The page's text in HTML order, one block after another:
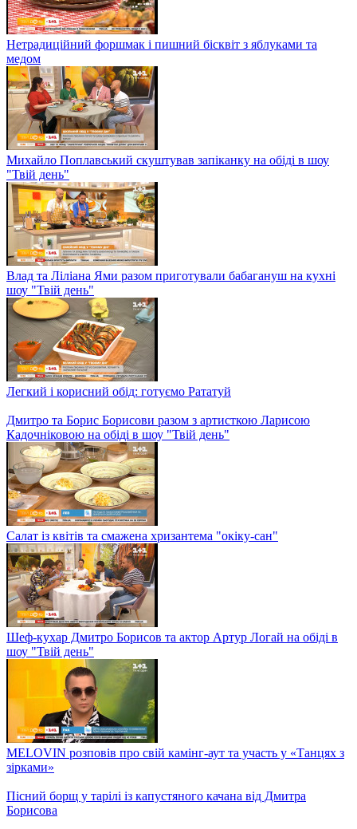
Рецепт гомбовців зі сливою від історика Олени Брайченко
Картопляна запіканка з куркою та грибами
Президент асоціації шеф-кухарів Ігор Брагін та гімнастка
Катерина Серебрянська на обіді в шоу "Твій день"
Нетрадиційний форшмак і пишний бісквіт з яблуками та
медом
Михайло Поплавський скуштував запіканку на обіді в шоу
"Твій день"
Влад та Ліліана Ями разом приготували бабагануш на кухні
шоу "Твій день"
Легкий і корисний обід: готуємо Рататуй
Кадочніковою на обіді в шоу "Твій день"